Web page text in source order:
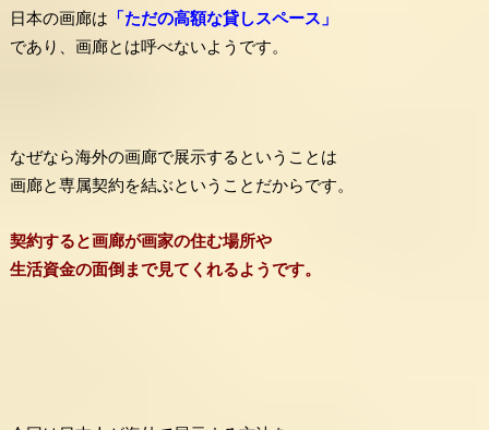
日本の画廊は 「ただの高額な貸しスペース」
であり、画廊とは呼べないようです。
なぜなら海外の画廊で展示するということは
画廊と専属契約を結ぶということだからです。
契約すると画廊が画家の住む場所や
生活資金の面倒まで見てくれるようです。